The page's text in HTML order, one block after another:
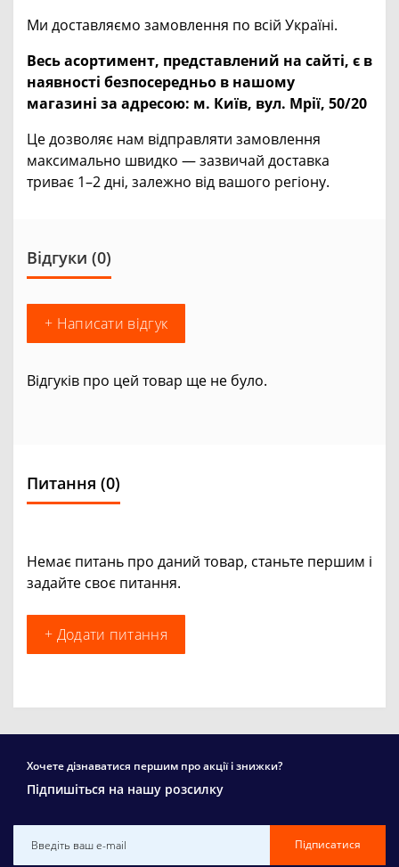
Ми доставляємо замовлення по всій Україні.
Весь асортимент, представлений на сайті, є в
наявності безпосередньо в нашому
магазині за адресою: м. Київ, вул. Мрії, 50/20
Це дозволяє нам відправляти замовлення
максимально швидко — зазвичай доставка
триває 1–2 дні, залежно від вашого регіону.
Відгуки (0)
+ Написати відгук
Відгуків про цей товар ще не було.
Питання (0)
Немає питань про даний товар, станьте першим і
задайте своє питання.
+ Додати питання
Хочете дізнаватися першим про акції і знижки?
Підпишіться на нашу розсилку
Підписатися